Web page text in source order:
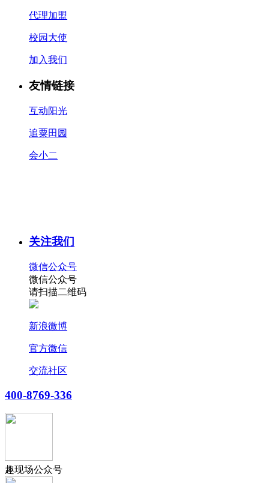
代理加盟
校园大使
加入我们
友情链接
互动阳光
追粟田园
会小二
关注我们
微信公众号
微信公众号
请扫描二维码
新浪微博
官方微信
交流社区
400-8769-336
趣现场公众号